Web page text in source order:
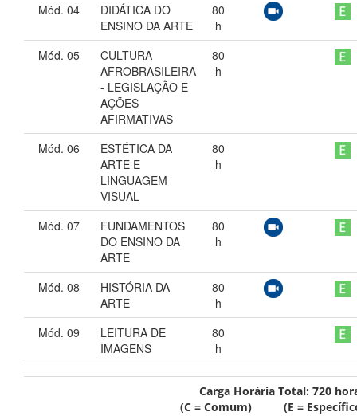
Mód. 04
DIDÁTICA DO
ENSINO DA ARTE
80
h
Mód. 05
CULTURA
AFROBRASILEIRA
- LEGISLAÇÃO E
AÇÕES
AFIRMATIVAS
80
h
Mód. 06
ESTÉTICA DA
ARTE E
LINGUAGEM
VISUAL
80
h
Mód. 07
FUNDAMENTOS
DO ENSINO DA
ARTE
80
h
Mód. 08
HISTÓRIA DA
ARTE
80
h
Mód. 09
LEITURA DE
IMAGENS
80
h
Carga Horária Total: 720
(C = Comum) (E =